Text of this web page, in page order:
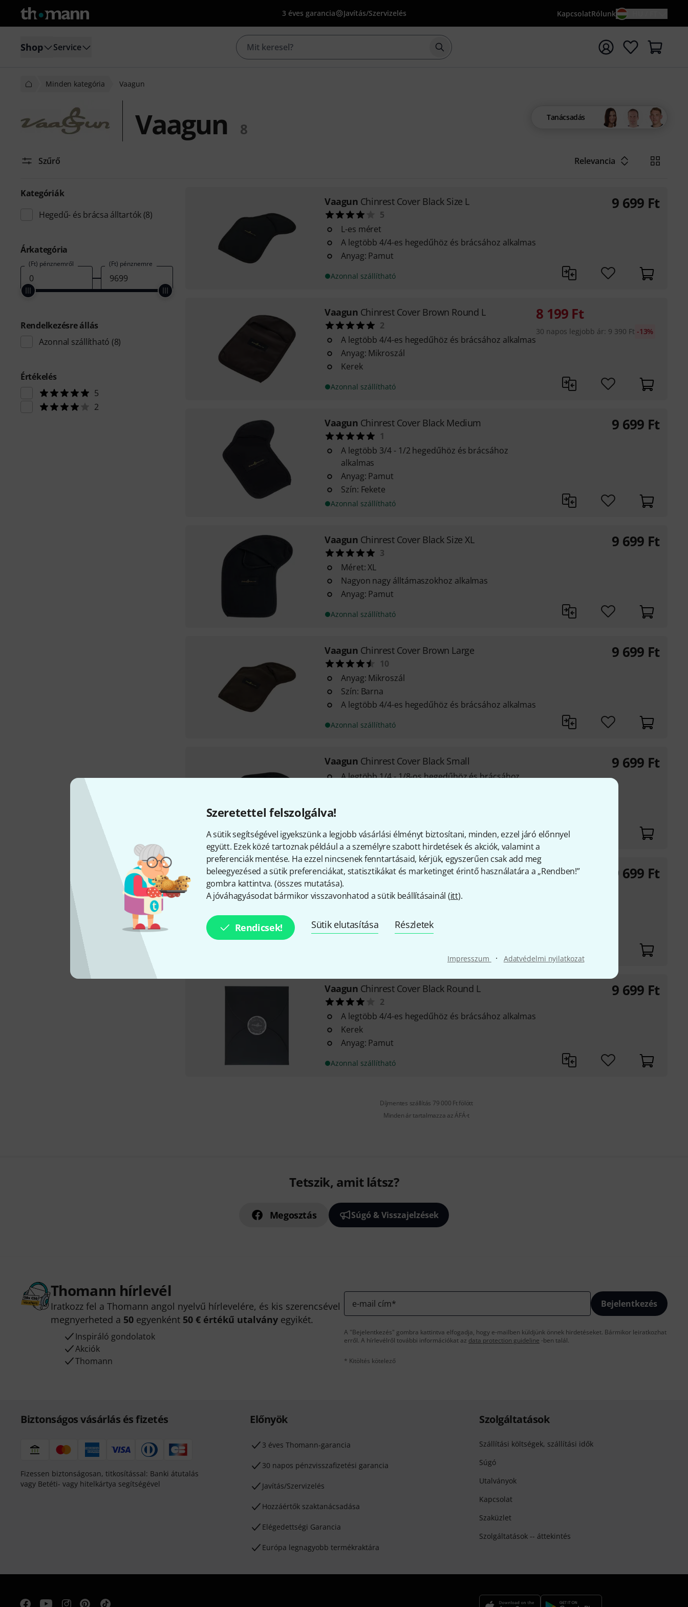
Szeretettel felszolgálva!
A sütik segítségével igyekszünk a legjobb vásárlási élményt biztosítani, minden, ezzel járó előnnyel
együtt. Ezek közé tartoznak például a a személyre szabott hirdetések és akciók, valamint a
preferenciák mentése. Ha ezzel nincsenek fenntartásaid, kérjük, egyszerűen csak add meg
beleegyezésed a sütik preferenciákat, statisztikákat és marketinget érintő használatára a „Rendben!”
gombra kattintva. (összes mutatása).
A jóváhagyásodat bármikor visszavonhatod a sütik beállításainál (itt).
Rendicsek! Sütik elutasítása Részletek
Impresszum · Adatvédelmi nyilatkozat
3 éves garancia Javítás/Szervizelés KapcsolatRólunk
Shop Service Keresés indítása {searchTerm} keresőszóval
Minden kategória Vaagun
Vaagun 8
Tanácsadás
Szűrő Relevancia
Kategóriák
Hegedű- és brácsa álltartók(8)
Árkategória
(Ft) pénznemről (Ft) pénznemre
Rendelkezésre állás
Azonnal szállítható (8)
Értékelés
5
2
Vaagun Chinrest Cover Black Size L
5
L-es méret
A legtöbb 4/4-es hegedűhöz és brácsához alkalmas
Anyag: Pamut
Azonnal szállítható
9 699 Ft
Vaagun Chinrest Cover Brown Round L
2
A legtöbb 4/4-es hegedűhöz és brácsához alkalmas
Anyag: Mikroszál
Kerek
Azonnal szállítható
8 199 Ft
30 napos legjobb ár: 9 390 Ft -13%
Vaagun Chinrest Cover Black Medium
1
A legtöbb 3/4 - 1/2 hegedűhöz és brácsához
alkalmas
Anyag: Pamut
Szín: Fekete
Azonnal szállítható
9 699 Ft
Vaagun Chinrest Cover Black Size XL
3
Méret: XL
Nagyon nagy álltámaszokhoz alkalmas
Anyag: Pamut
Azonnal szállítható
9 699 Ft
Vaagun Chinrest Cover Brown Large
10
Anyag: Mikroszál
Szín: Barna
A legtöbb 4/4-es hegedűhöz és brácsához alkalmas
Azonnal szállítható
9 699 Ft
Vaagun Chinrest Cover Black Small
A legtöbb 1/4 - 1/8-os hegedűhöz és brácsához
Azonnal szállítható
9 699 Ft
VaagunChinrest Cover Brown Small
A legtöbb 1/4 - 1/8-os hegedűhöz és brácsához
Anyag: Mikroszál
9 699 Ft
Vaagun Chinrest Cover Black Round L
2
A legtöbb 4/4-es hegedűhöz és brácsához alkalmas
Kerek
Anyag: Pamut
Azonnal szállítható
9 699 Ft
Díjmentes szállítás 79 000 Ft fölött
Minden ár tartalmazza az ÁFÁ-t
Tetszik, amit látsz?
Megosztás Súgó & Visszajelzések
Thomann hírlevél
Iratkozz fel a Thomann angol nyelvű hírlevelére, és kis szerencsével
megnyerheted a 50 egyenként 50 € értékű utalvány egyikét.
Inspiráló gondolatok
Akciók
Thomann
e-mail cím* Bejelentkezés
A "Bejelentkezés" gombra kattintva elfogadja, hogy e-mailben küldjünk önnek hirdetéseket. Bármikor leiratkozhat
erről. A hírlevélről további információkat az data protection guideline -ben talál.
* Kitöltés kötelező
Biztonságos vásárlás és fizetés
Fizessen biztonságosan, titkosítással: Banki átutalás
vagy Betéti- vagy hitelkártya segítségével
Előnyök
3 éves Thomann-garancia
30 napos pénzvisszafizetési garancia
Javítás/Szervizelés
Hozzáértők szaktanácsadása
Elégedettségi Garancia
Európa legnagyobb termékraktára
Szolgáltatások
Szállítási költségek, szállítási idők
Súgó
Utalványok
Kapcsolat
Szaküzlet
Szolgáltatások -- áttekintés